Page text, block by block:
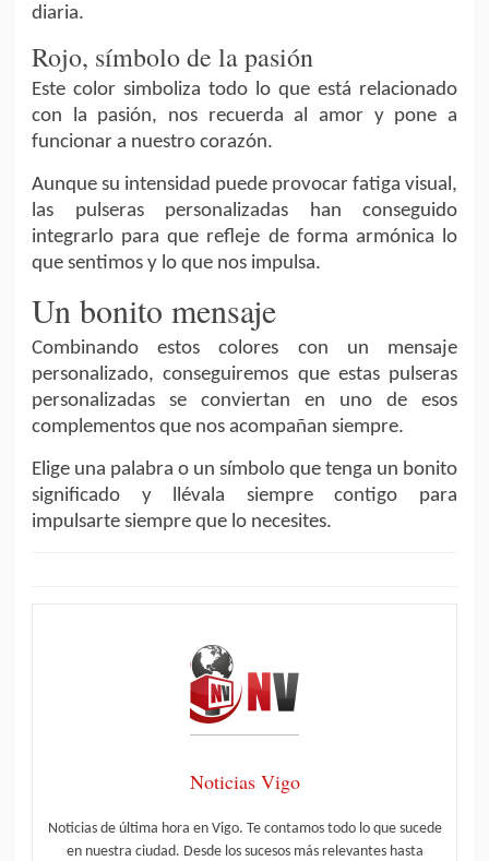
diaria.
Rojo, símbolo de la pasión
Este color simboliza todo lo que está relacionado
con la pasión, nos recuerda al amor y pone a
funcionar a nuestro corazón.
Aunque su intensidad puede provocar fatiga visual,
las pulseras personalizadas han conseguido
integrarlo para que refleje de forma armónica lo
que sentimos y lo que nos impulsa.
Un bonito mensaje
Combinando estos colores con un mensaje
personalizado, conseguiremos que estas pulseras
personalizadas se conviertan en uno de esos
complementos que nos acompañan siempre.
Elige una palabra o un símbolo que tenga un bonito
significado y llévala siempre contigo para
impulsarte siempre que lo necesites.
Noticias Vigo
Noticias de última hora en Vigo. Te contamos todo lo que sucede
en nuestra ciudad. Desde los sucesos más relevantes hasta